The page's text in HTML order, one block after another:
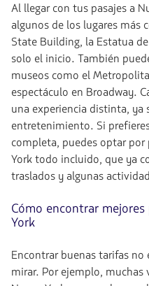
Al llegar con tus pasajes a
algunos de los lugares más
State Building, la Estatua
solo el inicio. También
museos como el
espectáculo en Broadway.
una experiencia distinta, ya
entretenimiento. Si
completa, puedes optar
York todo incluido, que ya
traslados y algunas
Cómo encontrar
York
Encontrar buenas tarifas
mirar. Por ejemplo, muchas